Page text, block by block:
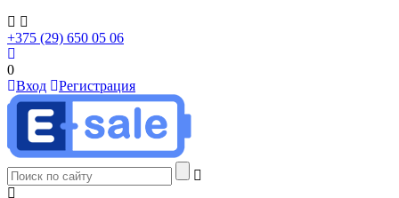
+375 (29) 650 05 06
0
Вход
Регистрация